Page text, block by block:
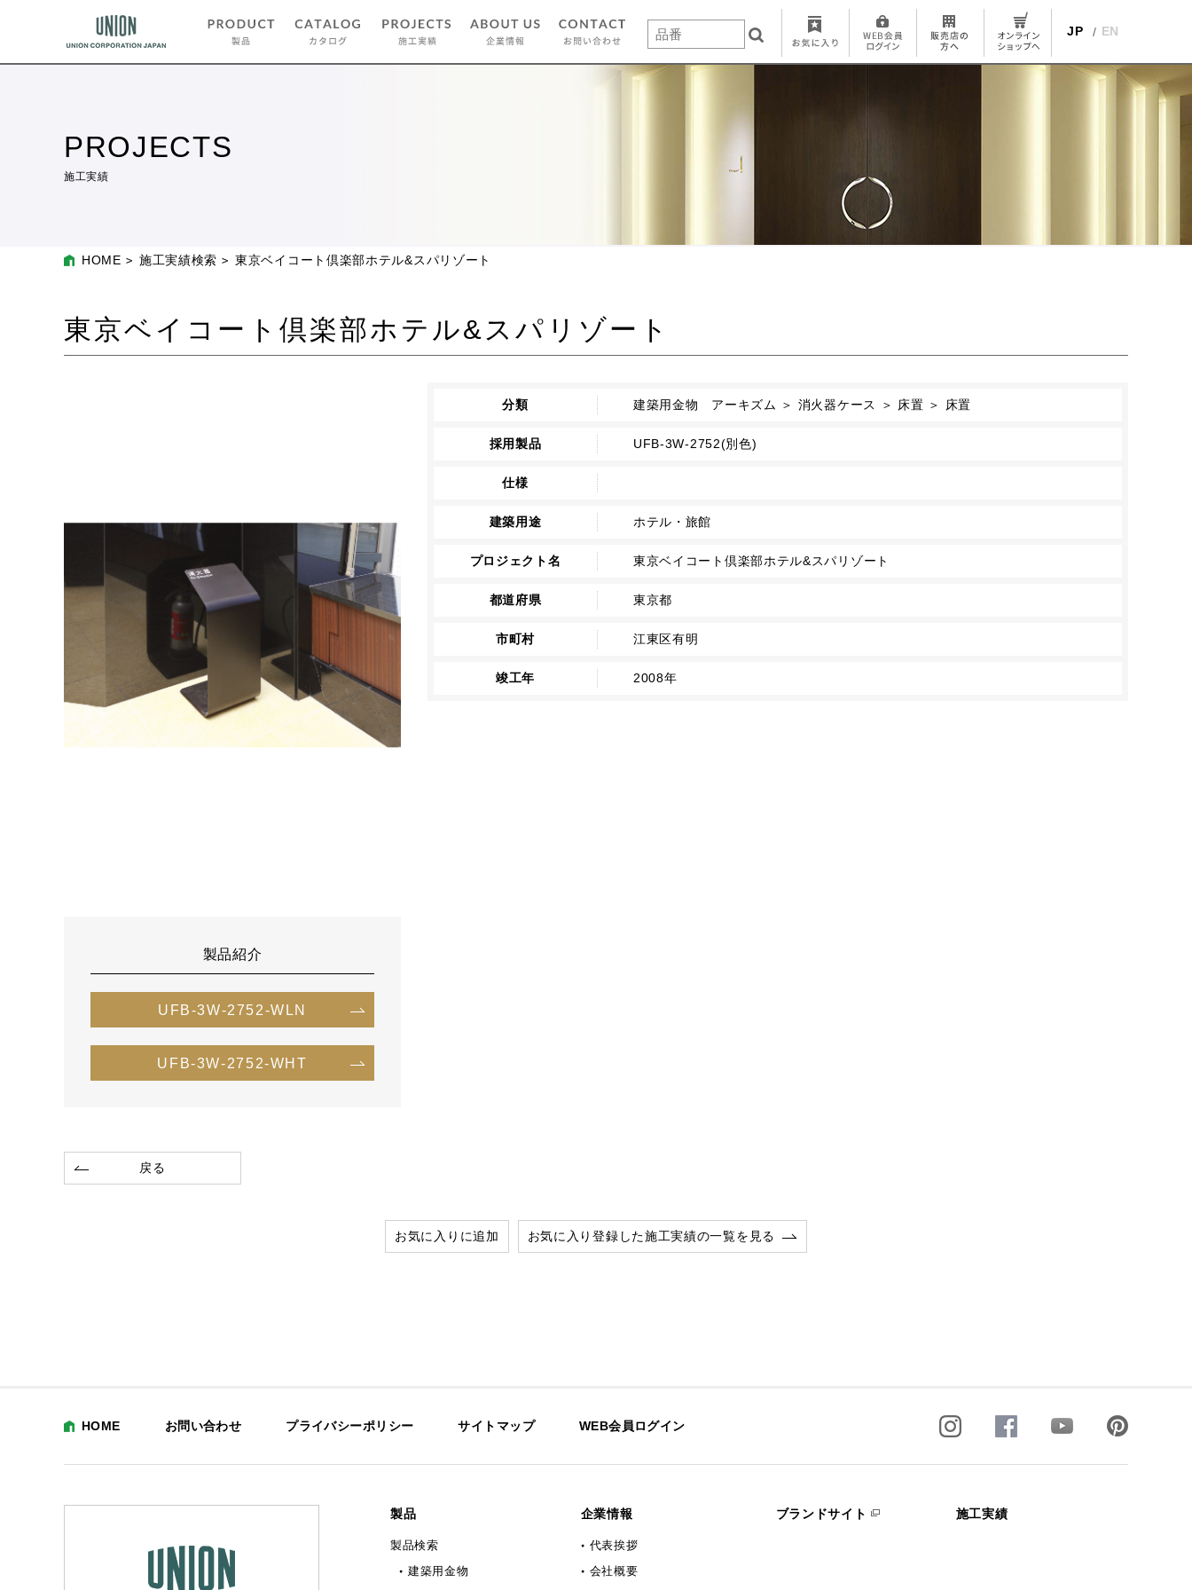
JP EN
PROJECTS
施工実績
HOME 施工実績検索 東京ベイコート倶楽部ホテル&スパリゾート
東京ベイコート倶楽部ホテル&スパリゾート
製品紹介
UFB-3W-2752-WLN
UFB-3W-2752-WHT
分類 建築用金物 アーキズム ＞ 消火器ケース ＞ 床置 ＞ 床置
採用製品 UFB-3W-2752(別色)
仕様
建築用途 ホテル・旅館
プロジェクト名 東京ベイコート倶楽部ホテル&スパリゾート
都道府県 東京都
市町村 江東区有明
竣工年 2008年
戻る
お気に入りに追加 お気に入り登録した施工実績の一覧を見る
HOME お問い合わせ プライバシーポリシー サイトマップ WEB会員ログイン
製品
製品検索
建築用金物
企業情報
代表挨拶
会社概要
ブランドサイト 施工実績